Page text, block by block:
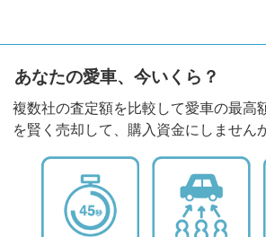
あなたの愛車、今いくら？
複数社の査定額を比較して愛車の最高
を賢く売却して、購入資金にしません